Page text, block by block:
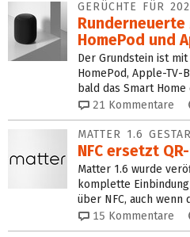
GERÜCHTE FÜR
Runderneuerte
HomePod und
Der Grundstein ist
HomePod, Apple-
bald das Smart
21 Kommentare
MATTER 1.6
NFC ersetzt
Matter 1.6 wurde
komplette
über NFC, auch wenn
15 Kommentare